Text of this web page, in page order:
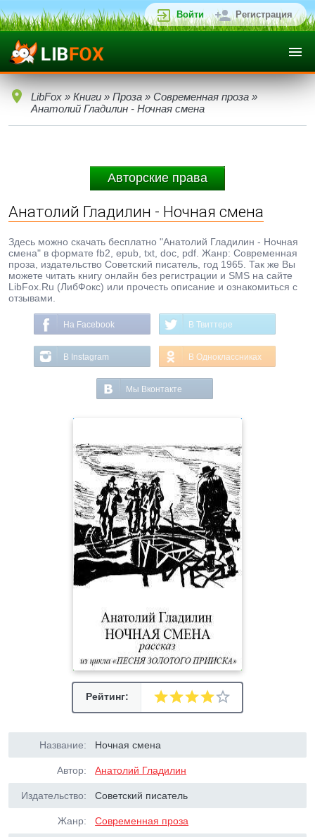
Войти Регистрация
LibFox » Книги » Проза » Современная проза »
Анатолий Гладилин - Ночная смена
Авторские права
Анатолий Гладилин - Ночная смена
Здесь можно скачать бесплатно "Анатолий Гладилин - Ночная
смена" в формате fb2, epub, txt, doc, pdf. Жанр: Современная
проза, издательство Советский писатель, год 1965. Так же Вы
можете читать книгу онлайн без регистрации и SMS на сайте
LibFox.Ru (ЛибФокс) или прочесть описание и ознакомиться с
отзывами.
На Facebook В Твиттере
В Instagram В Одноклассниках
Мы Вконтакте
Рейтинг:
Название: Ночная смена
Автор: Анатолий Гладилин
Издательство: Советский писатель
Жанр: Современная проза